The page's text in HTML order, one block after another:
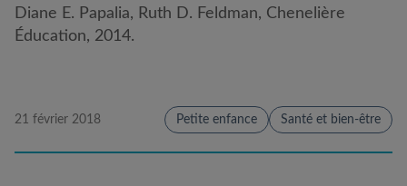
Diane E. Papalia, Ruth D. Feldman, Chenelière
Éducation, 2014.
21 février 2018 Petite enfance Santé et bien-être